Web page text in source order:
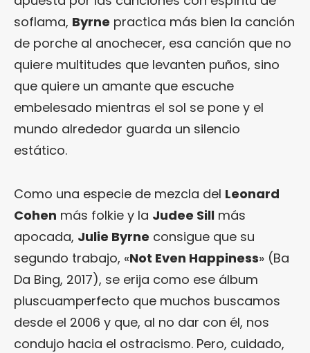
soflama, Byrne practica más bien la canción
de porche al anochecer, esa canción que no
quiere multitudes que levanten puños, sino
que quiere un amante que escuche
embelesado mientras el sol se pone y el
mundo alrededor guarda un silencio
estático.
Como una especie de mezcla del Leonard
Cohen más folkie y la Judee Sill más
apocada, Julie Byrne consigue que su
segundo trabajo, «Not Even Happiness» (Ba
Da Bing, 2017), se erija como ese álbum
pluscuamperfecto que muchos buscamos
desde el 2006 y que, al no dar con él, nos
condujo hacia el ostracismo. Pero, cuidado,